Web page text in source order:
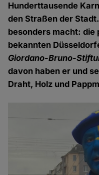
Hunderttausende
den Straßen der
besonders macht: die
bekannten
Giordano-Bruno-
davon haben er und
Draht, Holz und